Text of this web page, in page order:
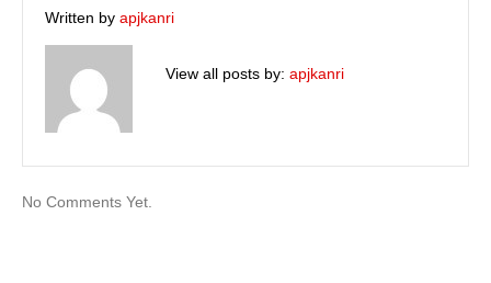
Written by apjkanri
View all posts by: apjkanri
No Comments Yet.